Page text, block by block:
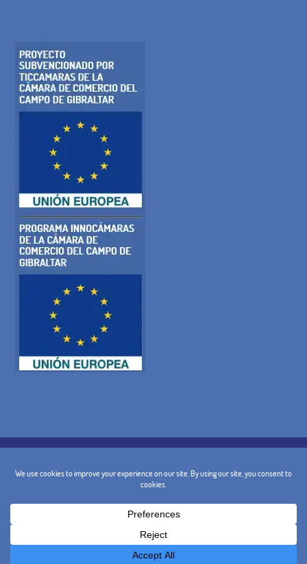
AVISO LEGAL
CONDICIONES GENERALES
POLÍTICA DE CANCELACIÓN
@ 2024 - Diseño y Marketing: